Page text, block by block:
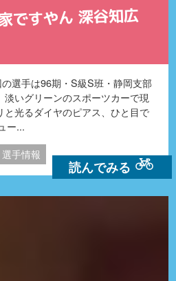
ですやん 深谷知広
選手は96期・S級S班・静岡支部
いグリーンのスポーツカーで現
光るダイヤのピアス、ひと目で
ー...
選手情報
読んでみる